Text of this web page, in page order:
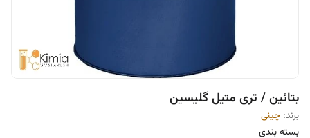
بتائین / تری متیل گلیسین
برند: چينی
بسته بندی